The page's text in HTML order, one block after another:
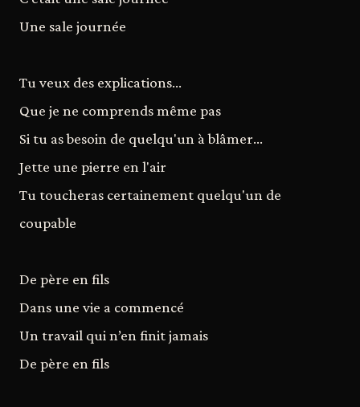
Une sale journée
Tu veux des explications...
Que je ne comprends même pas
Si tu as besoin de quelqu'un à blâmer...
Jette une pierre en l'air
Tu toucheras certainement quelqu'un de
coupable
De père en fils
Dans une vie a commencé
Un travail qui n’en finit jamais
De père en fils